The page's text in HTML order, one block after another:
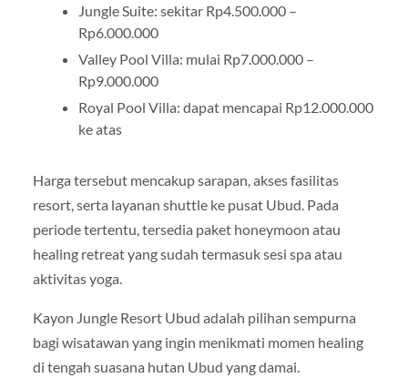
Jungle Suite: sekitar Rp4.500.000 –
Rp6.000.000
Valley Pool Villa: mulai Rp7.000.000 –
Rp9.000.000
Royal Pool Villa: dapat mencapai Rp12.000.000
ke atas
Harga tersebut mencakup sarapan, akses fasilitas
resort, serta layanan shuttle ke pusat Ubud. Pada
periode tertentu, tersedia paket honeymoon atau
healing retreat yang sudah termasuk sesi spa atau
aktivitas yoga.
Kayon Jungle Resort Ubud adalah pilihan sempurna
bagi wisatawan yang ingin menikmati momen healing
di tengah suasana hutan Ubud yang damai.